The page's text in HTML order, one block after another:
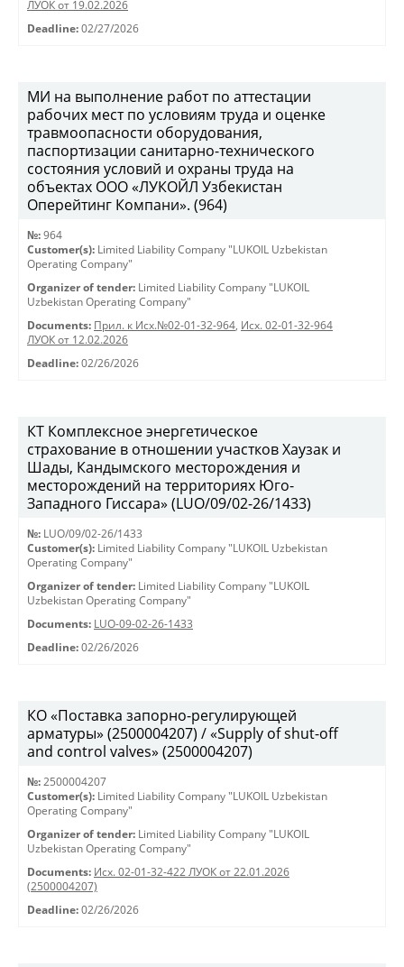
ЛУОК от 19.02.2026
Deadline: 02/27/2026
МИ на выполнение работ по аттестации
рабочих мест по условиям труда и оценке
травмоопасности оборудования,
паспортизации санитарно-технического
состояния условий и охраны труда на
объектах ООО «ЛУКОЙЛ Узбекистан
Оперейтинг Компани». (964)
№: 964
Customer(s): Limited Liability Company "LUKOIL Uzbekistan
Operating Company"
Organizer of tender: Limited Liability Company "LUKOIL
Uzbekistan Operating Company"
Documents: Прил. к Исх.№02-01-32-964, Исх. 02-01-32-964
ЛУОК от 12.02.2026
Deadline: 02/26/2026
КТ Комплексное энергетическое
страхование в отношении участков Хаузак и
Шады, Кандымского месторождения и
месторождений на территориях Юго-
Западного Гиссара» (LUO/09/02-26/1433)
№: LUO/09/02-26/1433
Customer(s): Limited Liability Company "LUKOIL Uzbekistan
Operating Company"
Organizer of tender: Limited Liability Company "LUKOIL
Uzbekistan Operating Company"
Documents: LUO-09-02-26-1433
Deadline: 02/26/2026
КО «Поставка запорно-регулирующей
арматуры» (2500004207) / «Supply of shut-off
and control valves» (2500004207)
№: 2500004207
Customer(s): Limited Liability Company "LUKOIL Uzbekistan
Operating Company"
Organizer of tender: Limited Liability Company "LUKOIL
Uzbekistan Operating Company"
Documents: Исх. 02-01-32-422 ЛУОК от 22.01.2026
(2500004207)
Deadline: 02/26/2026